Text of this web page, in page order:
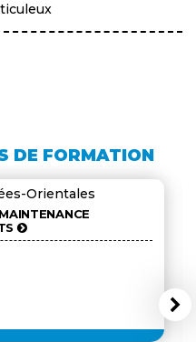
DE FORMATION